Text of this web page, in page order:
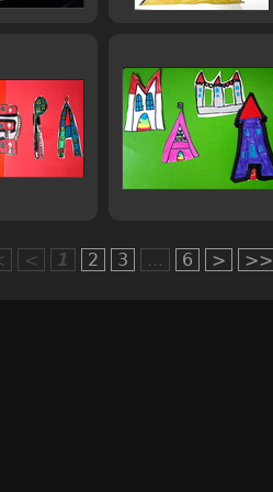
< 1 2 3 ... 6 > >>